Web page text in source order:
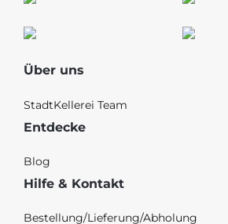
Über uns
StadtKellerei Team
Entdecke
Blog
Hilfe & Kontakt
Bestellung/Lieferung/Abholung